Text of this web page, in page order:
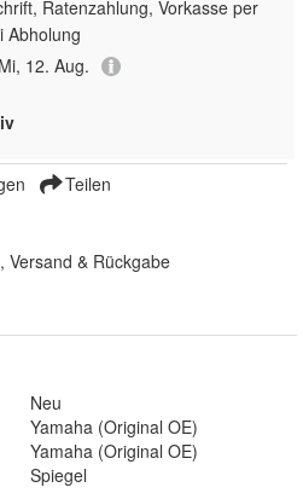
Ratenzahlung, Vorkasse per
Abholung
12. Aug.
Teilen
Versand & Rückgabe
Neu
Yamaha (Original OE)
Yamaha (Original OE)
Spiegel